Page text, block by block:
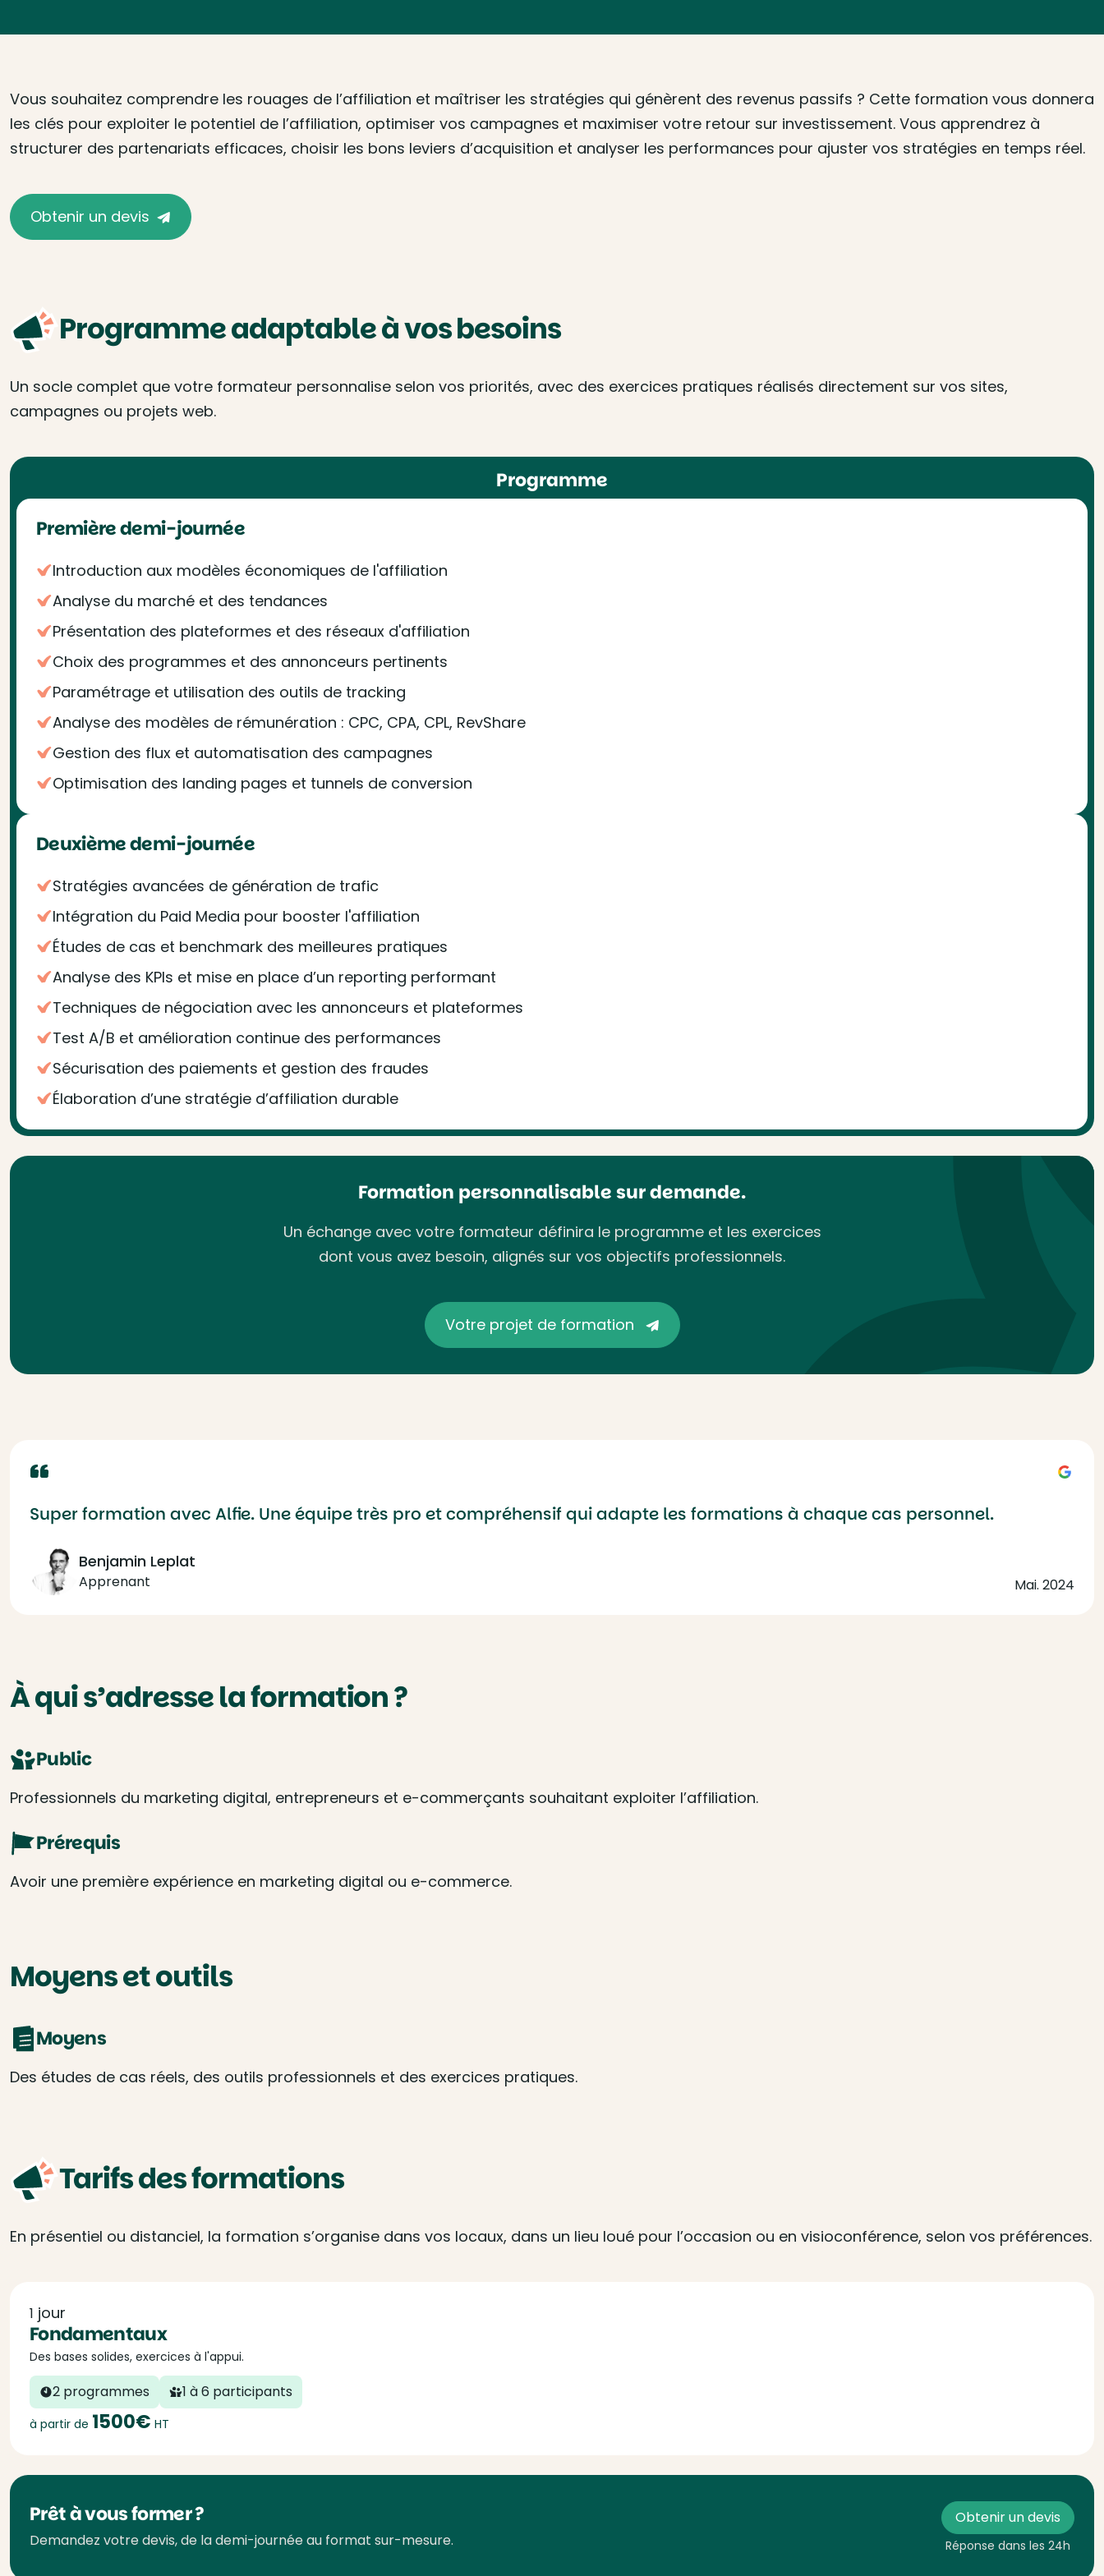
Vous souhaitez comprendre les rouages de l’affiliation et maîtriser les stratégies qui génèrent des revenus passifs ? Cette formation vous donnera
les clés pour exploiter le potentiel de l’affiliation, optimiser vos campagnes et maximiser votre retour sur investissement. Vous apprendrez à
structurer des partenariats efficaces, choisir les bons leviers d’acquisition et analyser les performances pour ajuster vos stratégies en temps réel.
Obtenir un devis
Programme adaptable à vos besoins
Un socle complet que votre formateur personnalise selon vos priorités, avec des exercices pratiques réalisés directement sur vos sites,
campagnes ou projets web.
Programme
Première demi-journée
Introduction aux modèles économiques de l'affiliation
Analyse du marché et des tendances
Présentation des plateformes et des réseaux d'affiliation
Choix des programmes et des annonceurs pertinents
Paramétrage et utilisation des outils de tracking
Analyse des modèles de rémunération : CPC, CPA, CPL, RevShare
Gestion des flux et automatisation des campagnes
Optimisation des landing pages et tunnels de conversion
Deuxième demi-journée
Stratégies avancées de génération de trafic
Intégration du Paid Media pour booster l'affiliation
Études de cas et benchmark des meilleures pratiques
Analyse des KPIs et mise en place d’un reporting performant
Techniques de négociation avec les annonceurs et plateformes
Test A/B et amélioration continue des performances
Sécurisation des paiements et gestion des fraudes
Élaboration d’une stratégie d’affiliation durable
Formation personnalisable sur demande.
Un échange avec votre formateur définira le programme et les exercices
dont vous avez besoin, alignés sur vos objectifs professionnels.
Votre projet de formation
Super formation avec Alfie. Une équipe très pro et compréhensif qui adapte les formations à chaque cas personnel.
Benjamin Leplat
Apprenant Mai. 2024
À qui s’adresse la formation ?
Public
Professionnels du marketing digital, entrepreneurs et e-commerçants souhaitant exploiter l’affiliation.
Prérequis
Avoir une première expérience en marketing digital ou e-commerce.
Moyens et outils
Moyens
Des études de cas réels, des outils professionnels et des exercices pratiques.
Tarifs des formations
En présentiel ou distanciel, la formation s’organise dans vos locaux, dans un lieu loué pour l’occasion ou en visioconférence, selon vos préférences.
1 jour
Fondamentaux
Des bases solides, exercices à l'appui.
2 programmes 1 à 6 participants
à partir de 1500€ HT
Prêt à vous former ?
Demandez votre devis, de la demi-journée au format sur-mesure.
Obtenir un devis
Réponse dans les 24h